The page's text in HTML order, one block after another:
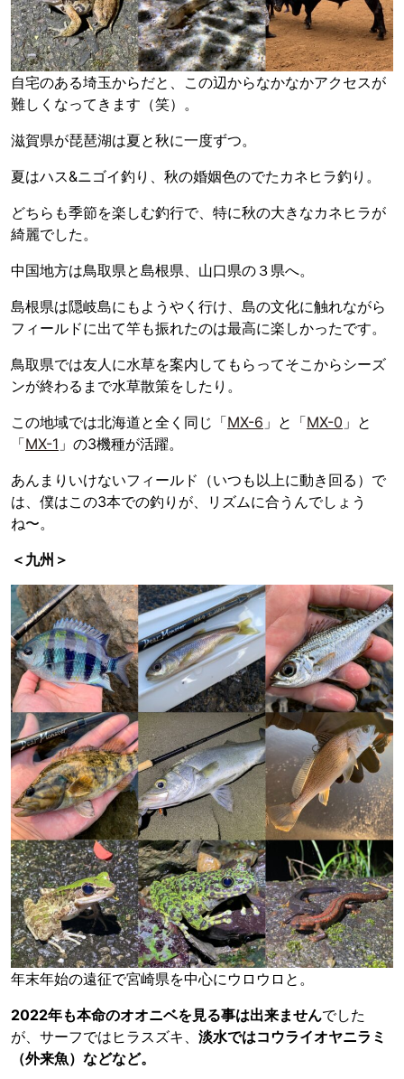
自宅のある埼玉からだと、この辺からなかなかアクセスが
難しくなってきます（笑）。
滋賀県が琵琶湖は夏と秋に一度ずつ。
夏はハス&ニゴイ釣り、秋の婚姻色のでたカネヒラ釣り。
どちらも季節を楽しむ釣行で、特に秋の大きなカネヒラが
綺麗でした。
中国地方は鳥取県と島根県、山口県の３県へ。
島根県は隠岐島にもようやく行け、島の文化に触れながら
フィールドに出て竿も振れたのは最高に楽しかったです。
鳥取県では友人に水草を案内してもらってそこからシーズ
ンが終わるまで水草散策をしたり。
この地域では北海道と全く同じ「MX-6 」と「MX-0 」と
「MX-1 」の3機種が活躍。
あんまりいけないフィールド（いつも以上に動き回る）で
は、僕はこの3本での釣りが、リズムに合うんでしょう
ね〜。
＜九州＞
年末年始の遠征で宮崎県を中心にウロウロと。
2022年も本命のオオニベを見る事は出来ませんでした
が、サーフではヒラスズキ、 淡水ではコウライオヤニラミ
（外来魚）などなど。